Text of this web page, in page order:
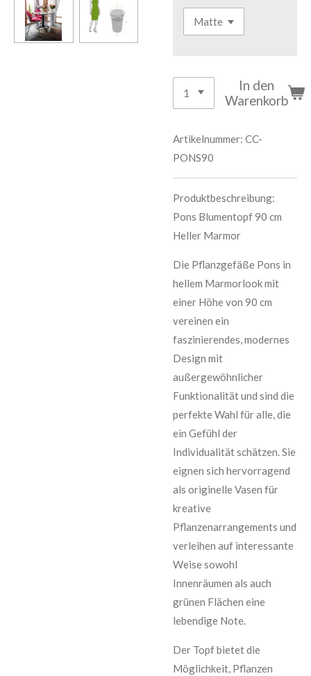
In den
Warenkorb
Artikelnummer: CC-
PONS90
Produktbeschreibung:
Pons Blumentopf 90 cm
Heller Marmor
Die Pflanzgefäße Pons in
hellem Marmorlook mit
einer Höhe von 90 cm
vereinen ein
faszinierendes, modernes
Design mit
außergewöhnlicher
Funktionalität und sind die
perfekte Wahl für alle, die
ein Gefühl der
Individualität schätzen. Sie
eignen sich hervorragend
als originelle Vasen für
kreative
Pflanzenarrangements und
verleihen auf interessante
Weise sowohl
Innenräumen als auch
grünen Flächen eine
lebendige Note.
Der Topf bietet die
Möglichkeit, Pflanzen